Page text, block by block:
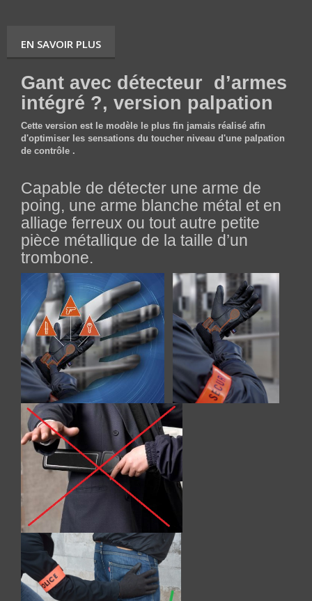
EN SAVOIR PLUS
Gant avec détecteur d’armes
intégré ?, version palpation
Cette version est le modèle le plus fin jamais réalisé afin
d'optimiser les sensations du toucher niveau d'une palpation
de contrôle .
Capable de détecter une arme de
poing, une arme blanche métal et en
alliage ferreux ou tout autre petite
pièce métallique de la taille d’un
trombone.